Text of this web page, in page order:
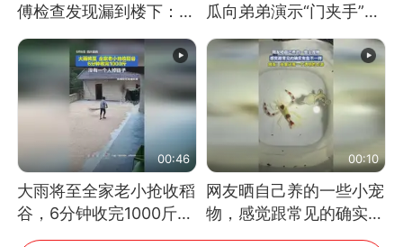
傅检查发现漏到楼下：出
风口未延伸到外墙
瓜向弟弟演示“门夹手”，
网友：果然言传不如身
教！
00:46
大雨将至全家老小抢收稻
谷，6分钟收完1000斤，
没有一个人掉链子
00:10
网友晒自己养的一些小宠
物，感觉跟常见的确实有
些不一样